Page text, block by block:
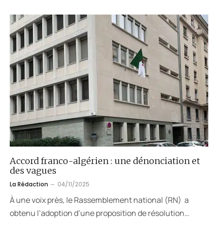
Accord franco-algérien : une dénonciation et
des vagues
La Rédaction 04/11/2025
À une voix près, le Rassemblement national (RN) a
obtenu l’adoption d’une proposition de résolution…